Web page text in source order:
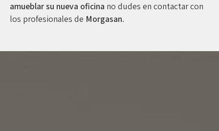
amueblar su nueva oficina no dudes en contactar con
los profesionales de Morgasan.